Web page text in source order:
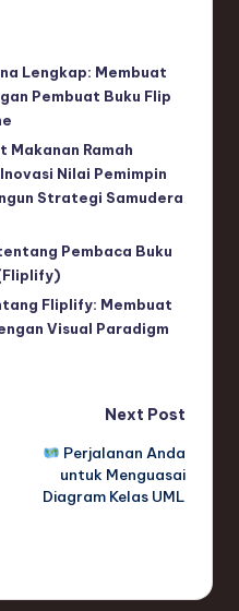
Lengkap: Membuat
Pembuat Buku Flip
Makanan Ramah
Nilai Pemimpin
Strategi Samudera
Pembaca Buku
Fliplify: Membuat
Visual Paradigm
Next Post
Perjalanan Anda
untuk Menguasai
Diagram Kelas UML